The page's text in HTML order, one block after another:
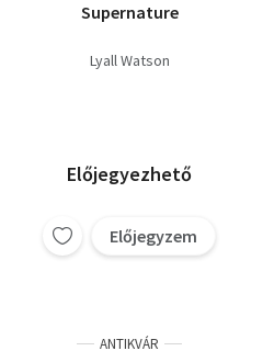
Supernature
Lyall Watson
Előjegyezhető
Előjegyzem
ANTIKVÁR